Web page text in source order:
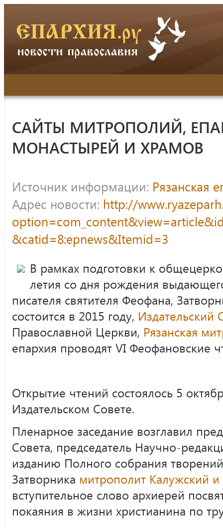
САЙТЫ МИТРОПОЛИЙ,
МОНАСТЫРЕЙ И ХРАМОВ
Источник информации: Рязанская
Адрес новости: http://
&catid=8:epnews&Itemid=3
В рамках подготовки к
летия со дня рождения
писателя святителя Феофана,
состоится в 2015 году, Издательский
Православной Церкви, Рязанская
епархия проводят VI Феофановские
Открытие чтений состоялось 5
Издательском Совете.
Пленарное заседание возглавил
Совета, председатель Научно-
изданию Полного собрания
Затворника митрополит Калужский
вступительное слово архиерей
покаяния в жизни христианина по